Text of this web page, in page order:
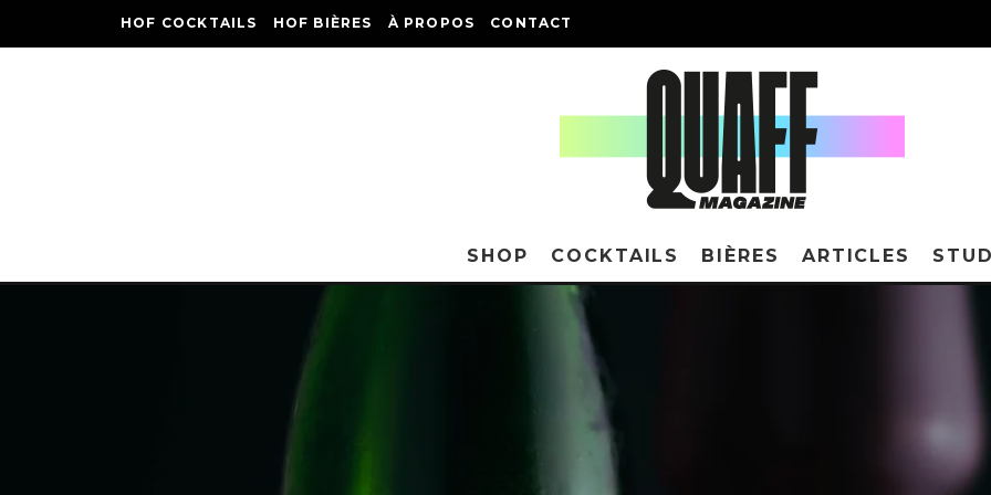
HOF COCKTAILS HOF BIÈRES À PROPOS CONTACT
SHOP COCKTAILS BIÈRES ARTICLES